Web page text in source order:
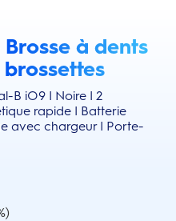
à dents
B iO9 | Noire | 2
rapide | Batterie
avec chargeur | Porte-